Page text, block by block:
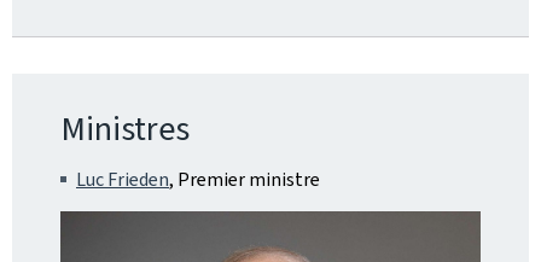
Ministres
Luc Frieden, Premier ministre